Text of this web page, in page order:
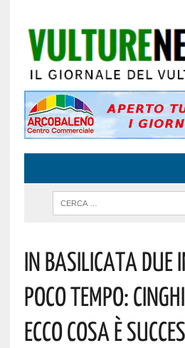
In Basilicata Due
Poco Tempo:
Ecco Cosa È